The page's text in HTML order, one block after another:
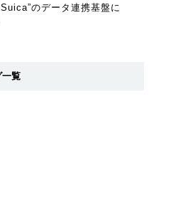
のデータ連携基盤に
一覧